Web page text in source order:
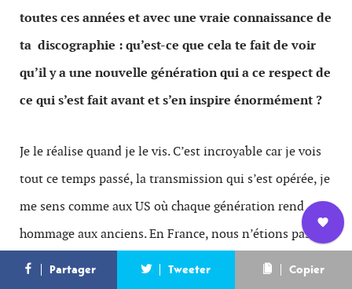
L’équipe
Nous
rejoindre
Newsletter
toutes ces années et avec une vraie connaissance de
ta discographie : qu’est-ce que cela te fait de voir
qu’il y a une nouvelle génération qui a ce respect de
ce qui s’est fait avant et s’en inspire énormément ?
Je le réalise quand je le vis. C’est incroyable car je vois
tout ce temps passé, la transmission qui s’est opérée, je
me sens comme aux US où chaque génération rend
hommage aux anciens. En France, nous n’étions pas
dans cet état d’esprit de citer d’autres rappeurs car il y
Partager Tweeter Copier